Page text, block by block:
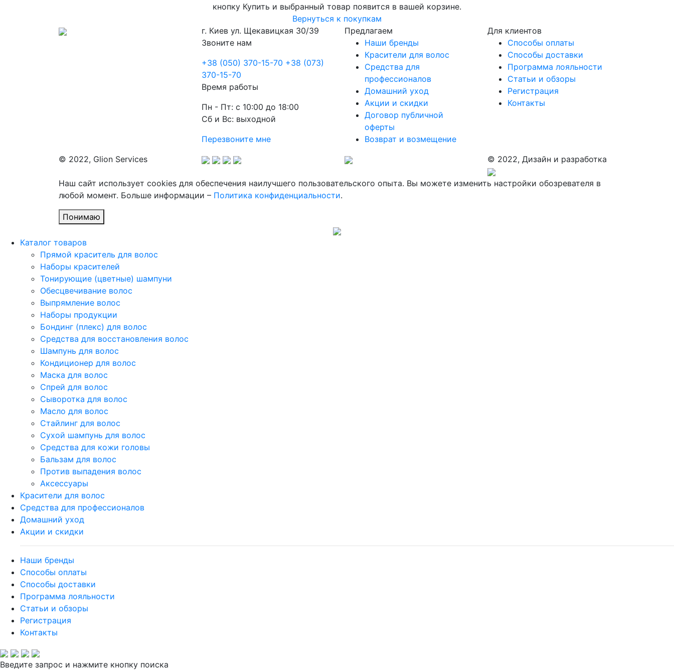
кнопку Купить и выбранный товар появится в вашей корзине.
Вернуться к покупкам
г. Киев ул. Щекавицкая 30/39
Звоните нам
+38 (050) 370-15-70 +38 (073)
370-15-70
Время работы
Пн - Пт: с 10:00 до 18:00
Сб и Вс: выходной
Перезвоните мне
Предлагаем
Наши бренды
Красители для волос
Средства для
профессионалов
Домашний уход
Акции и скидки
Договор публичной
оферты
Возврат и возмещение
Для клиентов
Способы оплаты
Способы доставки
Программа лояльности
Статьи и обзоры
Регистрация
Контакты
© 2022, Glion Services © 2022, Дизайн и разработка
Наш сайт использует cookies для обеспечения наилучшего пользовательского опыта. Вы можете изменить настройки обозревателя в
любой момент. Больше информации – Политика конфиденциальности.
Понимаю
Каталог товаров
Прямой краситель для волос
Наборы красителей
Тонирующие (цветные) шампуни
Обесцвечивание волос
Выпрямление волос
Наборы продукции
Бондинг (плекс) для волос
Средства для восстановления волос
Шампунь для волос
Кондиционер для волос
Маска для волос
Спрей для волос
Сыворотка для волос
Масло для волос
Стайлинг для волос
Сухой шампунь для волос
Средства для кожи головы
Бальзам для волос
Против выпадения волос
Аксессуары
Красители для волос
Средства для профессионалов
Домашний уход
Акции и скидки
Наши бренды
Способы оплаты
Способы доставки
Программа лояльности
Статьи и обзоры
Регистрация
Контакты
Введите запрос и нажмите кнопку поиска